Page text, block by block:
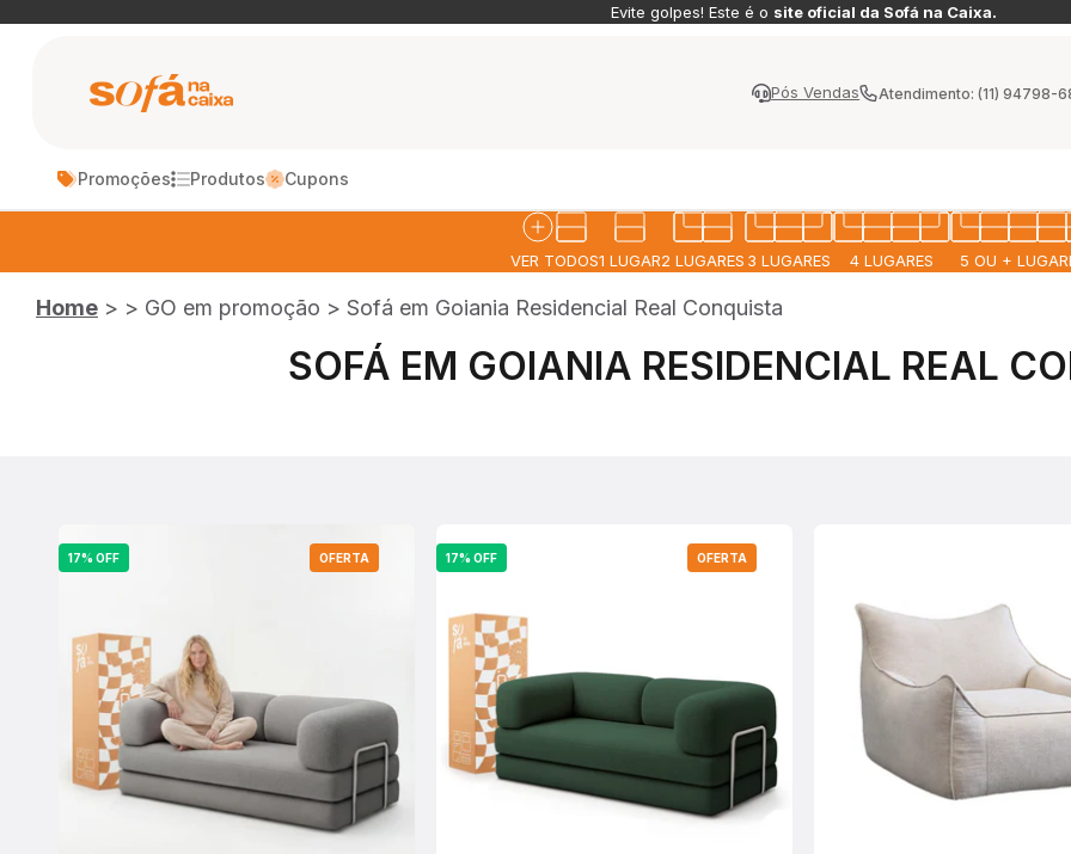
Evite golpes! Este é o site oficial da Sofá na Caixa.
Sofá na Caixa
Pós Vendas Atendimento: (11) 94798-
Promoções Produtos Cupons
MODULAR
BLOOM
HORIZON
MAIS CONFORTO
SIENNA
PELION
POLI-COURO
PET
VER TODOS1 LUGAR2 LUGARES 3 LUGARES 4 LUGARES 5 OU +
Home > > GO em promoção > Sofá em Goiania Residencial Real Conquista
SOFÁ EM GOIANIA RESIDENCIAL REAL
17% OFF OFERTA 17% OFF OFERTA